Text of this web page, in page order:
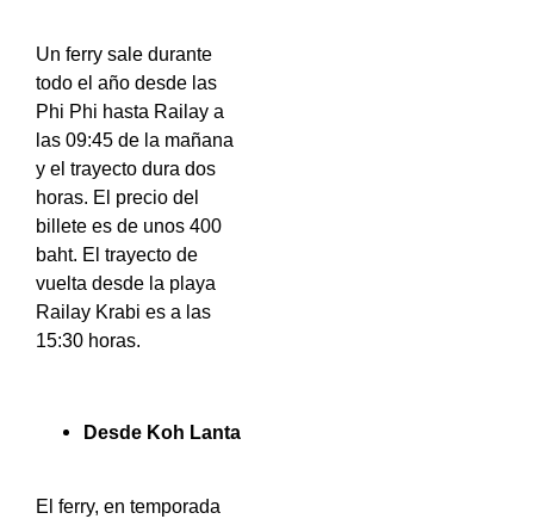
Un ferry sale durante
todo el año desde las
Phi Phi hasta Railay a
las 09:45 de la mañana
y el trayecto dura dos
horas. El precio del
billete es de unos 400
baht. El trayecto de
vuelta desde la playa
Railay Krabi es a las
15:30 horas.
Desde Koh Lanta
El ferry, en temporada